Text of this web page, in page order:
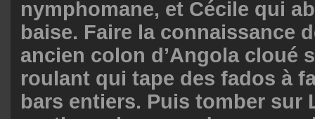
nymphomane, et Cécile qui
baise. Faire la connaissance
ancien colon d’Angola cloué
roulant qui tape des fados à
bars entiers. Puis tomber sur